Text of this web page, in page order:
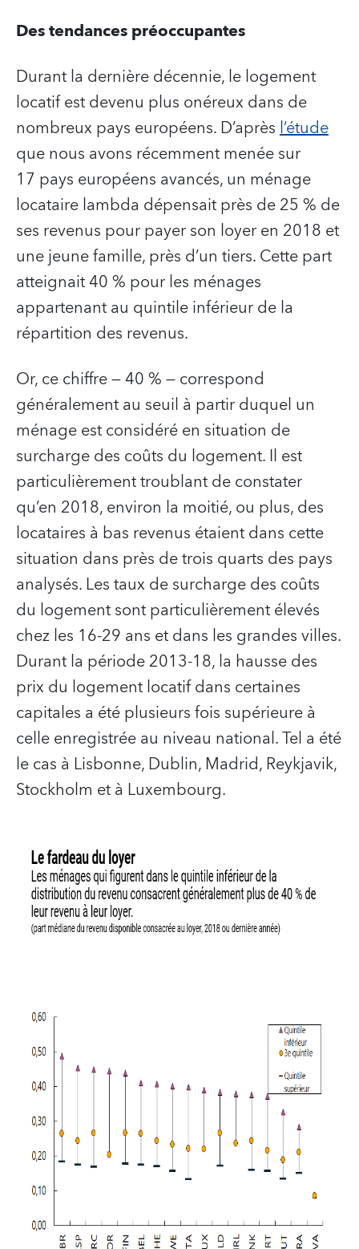
Des tendances préoccupantes
Durant la dernière décennie, le logement
locatif est devenu plus onéreux dans de
nombreux pays européens. D’aprèsl’étude
que nous avons récemment menée sur
17 pays européens avancés, un ménage
locataire lambda dépensait près de 25 % de
ses revenus pour payer son loyer en 2018 et
une jeune famille, près d’un tiers. Cette part
atteignait 40 % pour les ménages
appartenant au quintile inférieur de la
répartition des revenus.
Or, ce chiffre — 40 % — correspond
généralement au seuil à partir duquel un
ménage est considéré en situation de
surcharge des coûts du logement. Il est
particulièrement troublant de constater
qu’en 2018, environ la moitié, ou plus, des
locataires à bas revenus étaient dans cette
situation dans près de trois quarts des pays
analysés. Les taux de surcharge des coûts
du logement sont particulièrement élevés
chez les 16-29 ans et dans les grandes villes.
Durant la période 2013-18, la hausse des
prix du logement locatif dans certaines
capitales a été plusieurs fois supérieure à
celle enregistrée au niveau national. Tel a été
le cas à Lisbonne, Dublin, Madrid, Reykjavik,
Stockholm et à Luxembourg.